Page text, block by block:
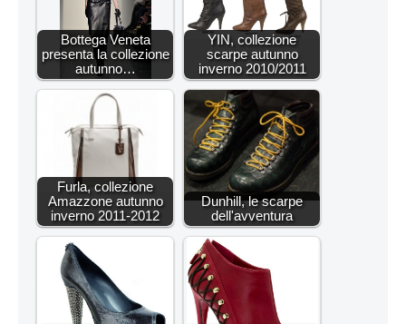
Bottega Veneta
presenta la collezione
autunno…
YIN, collezione
scarpe autunno
inverno 2010/2011
Furla, collezione
Amazzone autunno
inverno 2011-2012
Dunhill, le scarpe
dell'avventura